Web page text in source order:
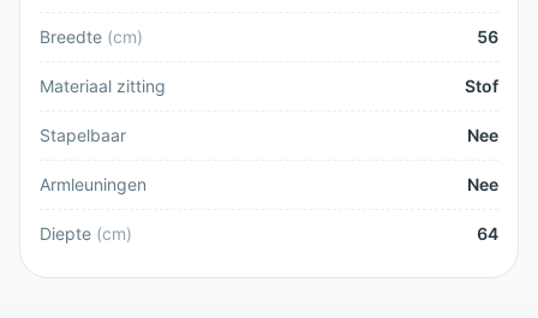
Breedte (cm) 56
Materiaal zitting Stof
Stapelbaar Nee
Armleuningen Nee
Diepte (cm) 64